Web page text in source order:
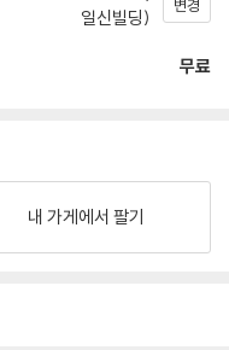
일신빌딩)
변경
무료
내 가게에서 팔기